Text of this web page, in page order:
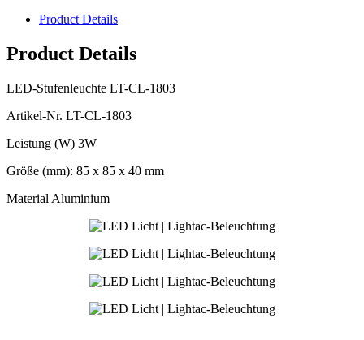
Product Details
Product Details
LED-Stufenleuchte LT-CL-1803
Artikel-Nr. LT-CL-1803
Leistung (W) 3W
Größe (mm): 85 x 85 x 40 mm
Material Aluminium